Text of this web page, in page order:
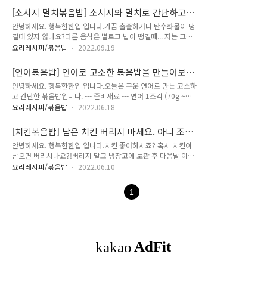
치킨스톡 1/2스푼 달구어진 프라이팬에 식용유를 적당히 두르
고 감자, 당근, 비엔나 소시지를 볶아주세요. 감자와 당근이 노르
스름 볶아지면 계란 2개를 넣고 함께 볶아주세요. 계란이 거의
익어갈 즈음 잘게 썰은 삶은 브로콜리를 한줌 정도 넣어주세요.
소금 3꼬집 정도 흩뿌려주고 가볍게 볶아주세요. 전체적으로 잘
으로 치킨스톡 1/2스푼, 간장 2스푼, 참기름 2스푼을 흩뿌린 후
골고..
[소시지 멸치볶음밥] 소시지와 멸치로 간단하고
맛있는 볶음밥을 만들어보세요.
안녕하세요. 행복한한입 입니다.가끔 출출하거나 탄수화물이 땡
길때 있지 않나요?다른 음식은 별로고 밥이 땡길때... 저는 그럴
때 간단히 볶음밥을 만들어 먹곤 합니다.오늘은 5분만 투자하면
재료 --- 밥 150g (한공기 보다 적은양)계란 1개소시지 3~4개멸
치볶음 1스푼간장 1스푼설탕 1/2스푼참기름 1스푼식용유 조금
먼저 소시지 3~4개를 썰어서 준비해주세요. 프라이팬에 식용유
를 살짝만 둘러주고 준비한 소시지를 적당히 구워주세요. 소시지
가 적당히 구워지면 계란 하나 추가해서 약불로 함께 볶아줍니
다시 볶아주세요. 계란이 다 익으면 가스불을 끈 후 멸치볶음 1
스푼과..
요리레시피/볶음밥 2022.09.19
[연어볶음밥] 연어로 고소한 볶음밥을 만들어보세
요. 간단하고 맛있습니다.
안녕하세요. 행복한한입 입니다.오늘은 구운 연어로 만든 고소하
고 간단한 볶음밥입니다. --- 준비재료 --- 연어 1조각 (70g ~
80g)소금 조금밥 한공기 (250g ~ 300g)계란 1개대파 한줌설
으로 밑간한 후 구워서 뼈와 껍질을 분리시켜주세요. 프라이팬에
식용유를 적당히 두르고 대파 한줌 볶아주세요.대파를 볶다가 계
란 한개를 풀어주세요. 계란이 익어갈즈음 간장 3스푼, 참기름 1
스푼, 설탕 1스푼을 넣고 잘 섞어줍니다. 소스가 자잘해지면 가
스불을 끄고 연어와 밥 한공기를 넣어줍니다. 가스불을 끈 상태
요리레시피/볶음밥 2022.06.18
[치킨볶음밥] 남은 치킨 버리지 마세요. 아니 조금
만 남기세요. 그리고 이렇게 해보세요.
안녕하세요. 행복한한입 입니다.치킨 좋아하시죠? 혹시 치킨이
남으면 버리시나요?!버리지 말고 냉장고에 보관 후 다음날 이렇
게 만들어보세요. --- 준비재료 --- 남은 치킨 (3~5조각) 밥고추
스푼 물 50ml 볶음참깨 김가루 남은 치킨을 적당히 찢어주세요.
(양념치킨도 좋고 후라이드치킨도 좋습니다.) 프라이팬에 고추
팬에 남은 열기를 잘 이용해서 골고루 섞어주세요. 고소함..
요리레시피/볶음밥 2022.06.10
1